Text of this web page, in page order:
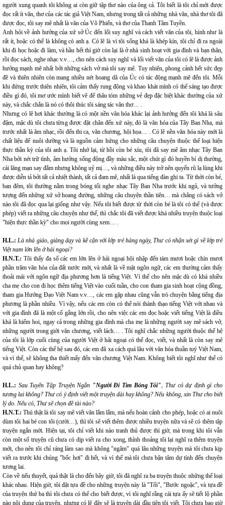
người xung quanh tôi không ai còn giữ tập thơ nào của ông cả. Tôi biết là tôi chỉ mới được
đọc rất ít văn, thơ của các tác giả Việt Nam, nhưng trong tất cả những nhà văn, nhà thơ tôi đã
được đọc, tôi say mê nhất là văn của Võ Phiến, và thơ của Thanh Tâm Tuyền.
Anh hỏi về ảnh hưởng của xứ sở Úc đến lối suy nghĩ và cách viết văn của tôi, hình như là
rất ít, hoặc có thể là không có anh ạ. Có lẽ là vì tôi sống khá là khép kín, tôi chỉ đi ra ngoài
khi đi học hoặc đi làm, và hầu hết thì giờ còn lại là ở nhà sinh hoạt với gia đình và bạn thân,
rồi đọc sách, nghe nhạc v.v…, cho nên cách suy nghĩ và lối viết văn của tôi có lẽ là được ảnh
hưởng mạnh mẽ nhất bởi những sách vở mà tôi say mê. Tuy nhiên, phong cảnh hết sức đẹp
đẽ và thiên nhiên còn mang nhiều nét hoang dã của Úc có tác động mạnh mẽ đến tôi. Mỗi
khi đứng trước thiên nhiên, tôi cảm thấy rung động và khao khát mình có thể sáng tạo được
điều gì đó, tôi mơ ước mình biết vẽ để thâu tóm những vẻ đẹp đặc biệt khác thường của xứ
này, và chắc chắn là nó có thôi thúc tôi sáng tác văn thơ… .
Nhưng có lẽ hơi khác thường là có một nền văn hóa khác lại ảnh hưởng đến tôi khá là sâu
đậm, mặc dù tôi chưa từng được đặt chân đến xứ này, đó là văn hóa của Tây Ban Nha, mà
trước nhất là âm nhạc, rồi đến thi ca, văn chương, hội họa… . Có lẽ nền văn hóa này mới là
chất liệu để nuôi dưỡng và là nguồn cảm hứng cho những câu chuyện thuộc thể loại hiện
thực thần kỳ của tôi anh ạ. Tôi nhớ lại, từ hồi còn bé xíu, tôi đã say mê âm nhạc Tây Ban
Nha bởi nét trữ tình, âm hưởng sống động đầy màu sắc, một chút gì đó huyền bí dị thường,
cái lãng mạn say đắm nhưng không uỷ mị…, và những điều này trở nên quyến rũ lạ lùng khi
được diễn tả bởi tất cả nhiệt thành, tất cả đam mê, nhất là qua tiếng đàn ghi ta. Từ thời còn bé,
ban đêm, tôi thường nằm trong bóng tối nghe nhạc Tây Ban Nha trước khi ngủ, và tưởng
tượng đến những xứ sở hoang đường, những câu chuyện thần tiên… mà chẳng có sách vở
nào tôi đã đọc qua lại giống như vậy. Nếu tôi biết được từ thời còn bé là tôi có thể (và được
phép) viết ra những câu chuyện như thế, thì chắc tôi đã viết được khá nhiều truyện thuộc loại
"hiện thực thần kỳ" cho mọi người cùng xem… .
H.L.: Là nhà giáo, giảng dạy và kề cận với lớp trẻ hàng ngày, Thư có nhận xét gì về lớp trẻ
Việt nam lớn lên ở hải ngoại?
H.N.T.: Tôi thấy đa số các em lớn lên ở hải ngoại hội nhập đến tám mươi hoặc chín mươi
phần trăm văn hóa của đất nước mới, và nhất là về mặt ngôn ngữ, các em thường cảm thấy
thoải mái với ngôn ngữ địa phương hơn là tiếng Việt. Vì thế cho nên mặc dù có khá nhiều
cha mẹ cho con đi học thêm tiếng Việt vào cuối tuần, cho con tham gia sinh hoạt cộng đồng,
tham gia Hướng Đạo Việt Nam v.v…, các em gặp nhau cũng vẫn trò chuyện bằng tiếng địa
phương là phần nhiều. Vì vậy, nếu các em còn có thể nói thành thạo tiếng Việt với nhau và
với gia đình đã là một cố gắng lớn rồi, cho nên việc các em đọc hoặc viết tiếng Việt là điều
khá là hiếm hoi, ngay cả trong những gia đình mà cha mẹ là những người say mê sách vở,
những người trong giới văn chương, viết lách… . Tôi nghĩ chắc những người thuộc thế hệ
của tôi là lớp cuối cùng của người Việt ở hải ngoại có thể đọc, viết, và nhất là còn say mê
tiếng Việt. Còn các thế hệ sau đó, các em đã xa cách quá lâu với văn hóa thuần tuý Việt Nam,
và vì thế, sẽ không tha thiết mấy đến văn chương Việt Nam. Không biết tôi nghĩ như thế có
quá chủ quan hay không?
H.L.: Sau Tuyển Tập Truyện Ngắn "Người Đi Tìm Bóng Tối", Thư có dự định gì cho
tương lai không? Thư có ý định viết một truyện dài hay không? Nếu không, xin Thư cho biết
lý do. Nếu có, Thư sẽ chọn đề tài nào?
H.N.T.: Thú thật là tôi say mê viết văn lắm lắm, mà nếu hoàn cảnh cho phép, hoặc có ai nuôi
dùm tôi hai bé con tôi (cười…), thì tôi sẽ viết thêm được nhiều truyện nữa và sẽ có thêm tập
truyện ngắn mới. Hiện tại, tôi chỉ viết khi nào tranh thủ được thì giờ, mà trong khi tôi vẫn
còn một số truyện cũ chưa có dịp viết ra cho xong, thỉnh thoảng tôi lại nghĩ ra thêm truyện
mới, cho nên tôi chỉ ráng làm sao mà không "ngâm" quá lâu những truyện mà tôi chưa kịp
viết ra trước khi chúng "bốc hơi" đi hết, và vì thế mà tôi chưa bận tâm dự tính đến chuyện
tương lai.
Còn về tiểu thuyết, quả thật là cho đến bây giờ, tôi đã nghĩ ra ba truyện thuộc những thể loại
khác nhau. Hiện giờ, tôi đặt tựa đề cho những truyện này là "Tối", "Bước ngoặc", và tựa đề
của truyện thứ ba thì tôi chưa có thể cho biết được, vì tôi nghĩ rằng cái tựa ấy sẽ tiết lộ phần
nào nội dung của truyện, nhưng có lẽ đây sẽ là truyện dài đầu tiên tôi viết. Tôi chưa bao giờ